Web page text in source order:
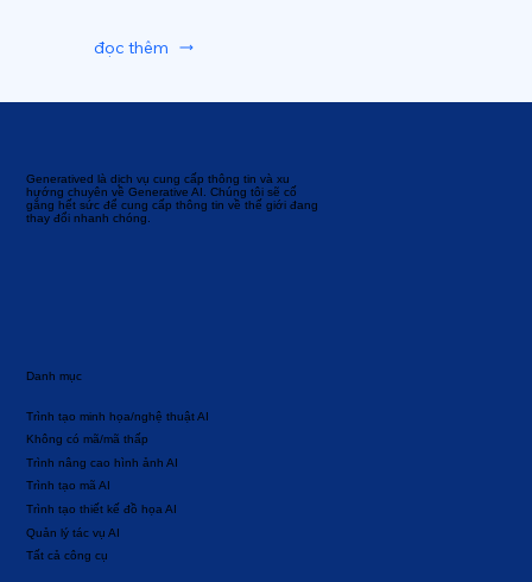
Generatived là dịch vụ cung cấp thông tin và xu
hướng chuyên về Generative AI. Chúng tôi sẽ cố
gắng hết sức để cung cấp thông tin về thế giới đang
thay đổi nhanh chóng.
Danh mục
Tất cả công cụ
Quản lý tác vụ AI
Trình tạo thiết kế đồ họa AI
Không có mã/mã thấp
Trình tạo mã AI
Trình nâng cao hình ảnh AI
Trình tạo minh họa/nghệ thuật AI
đọc thêm